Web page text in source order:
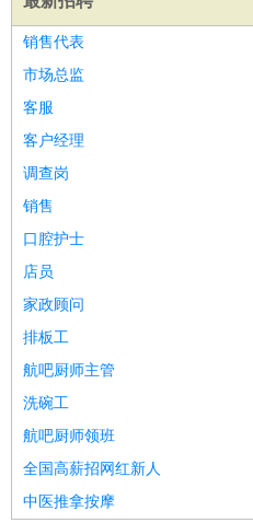
销售代表
市场总监
客服
客户经理
调查岗
销售
口腔护士
店员
家政顾问
排板工
航吧厨师主管
洗碗工
航吧厨师领班
全国高薪招网红新人
中医推拿按摩